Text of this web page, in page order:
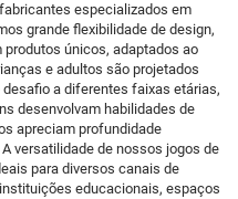
especializados em
grande flexibilidade de design,
únicos, adaptados ao
e adultos são projetados
a diferentes faixas etárias,
desenvolvam habilidades de
apreciam profundidade
versatilidade de nossos jogos de
para diversos canais de
educacionais, espaços